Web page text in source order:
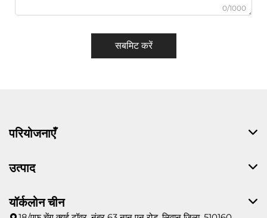
0/1000
सबमिट करें
परियोजनाएँ
उत्पाद
यॉर्कलोन चीन